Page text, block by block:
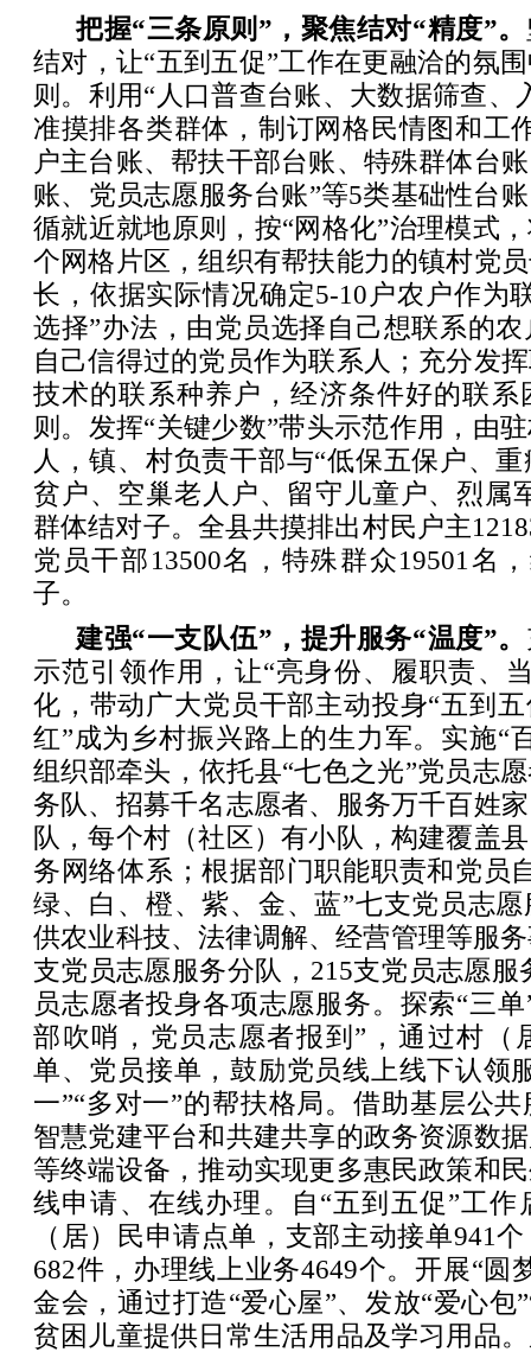
把握“三条原则”，聚焦结对“精度”。
结对，让“五到五促”工作在更融洽的氛
则。利用“人口普查台账、大数据筛查、
准摸排各类群体，制订网格民情图和工
户主台账、帮扶干部台账、特殊群体台
账、党员志愿服务台账”等5类基础性台
循就近就地原则，按“网格化”治理模式
个网格片区，组织有帮扶能力的镇村党
长，依据实际情况确定5-10户农户作为
选择”办法，由党员选择自己想联系的
自己信得过的党员作为联系人；充分发
技术的联系种养户，经济条件好的联系
则。发挥“关键少数”带头示范作用，由
人，镇、村负责干部与“低保五保户、
贫户、空巢老人户、留守儿童户、烈属
群体结对子。全县共摸排出村民户主
党员干部13500名，特殊群众19501名
子。
建强“一支队伍”，提升服务“温度”。
示范引领作用，让“亮身份、履职责、
化，带动广大党员干部主动投身“五到
红”成为乡村振兴路上的生力军。实施“
组织部牵头，依托县“七色之光”党员志
务队、招募千名志愿者、服务万千百姓
队，每个村（社区）有小队，构建覆盖
务网络体系；根据部门职能职责和党员
绿、白、橙、紫、金、蓝”七支党员志
供农业科技、法律调解、经营管理等服
支党员志愿服务分队，215支党员志愿服
员志愿者投身各项志愿服务。探索“三
部吹哨，党员志愿者报到”，通过村（
单、党员接单，鼓励党员线上线下认领
一”“多对一”的帮扶格局。借助基层公
智慧党建平台和共建共享的政务资源数
等终端设备，推动实现更多惠民政策和
线申请、在线办理。自“五到五促”工作
（居）民申请点单，支部主动接单941
682件，办理线上业务4649个。开展“圆
金会，通过打造“爱心屋”、发放“爱心包
贫困儿童提供日常生活用品及学习用品